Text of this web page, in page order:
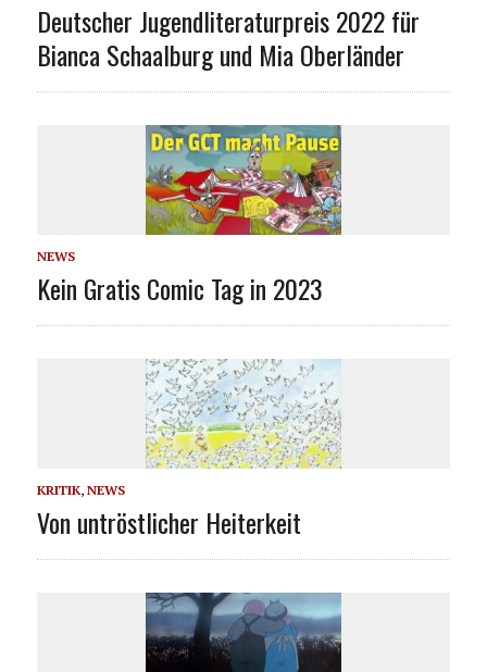
Deutscher Jugendliteraturpreis 2022 für
Bianca Schaalburg und Mia Oberländer
NEWS
Kein Gratis Comic Tag in 2023
KRITIK, NEWS
Von untröstlicher Heiterkeit